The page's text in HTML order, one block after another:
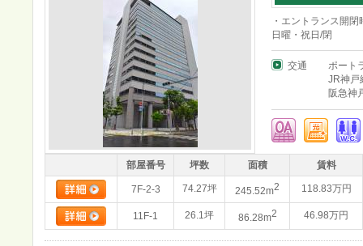
・エントランス開
日曜・祝日/閉
交通
ポート
JR神戸
阪急神
部屋番号 坪数 面積 賃料
7F-2-3 74.27坪 245.52m2 118.83万円
11F-1 26.1坪 86.28m2 46.98万円